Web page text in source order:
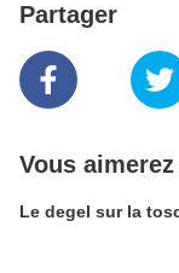
Partager
Vous
Le degel sur la